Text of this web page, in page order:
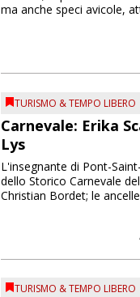
ma anche speci avicole,
TURISMO & TEMPO LIBERO
Carnevale: Erika
Lys
L'insegnante di Pont-
dello Storico Carnevale
Christian Bordet; le
TURISMO & TEMPO LIBERO